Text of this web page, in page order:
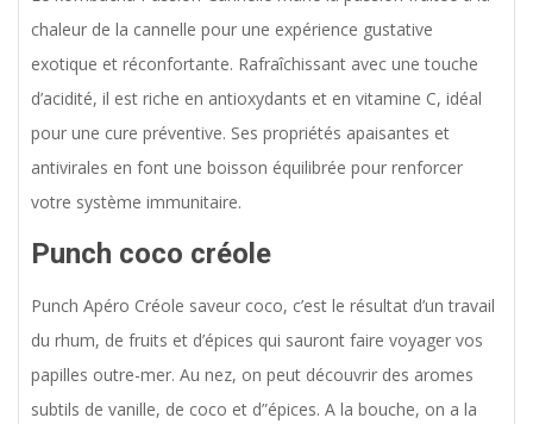
chaleur de la cannelle pour une expérience gustative
exotique et réconfortante. Rafraîchissant avec une touche
d’acidité, il est riche en antioxydants et en vitamine C, idéal
pour une cure préventive. Ses propriétés apaisantes et
antivirales en font une boisson équilibrée pour renforcer
votre système immunitaire.
Punch coco créole
Punch Apéro Créole saveur coco, c’est le résultat d’un travail
du rhum, de fruits et d’épices qui sauront faire voyager vos
papilles outre-mer. Au nez, on peut découvrir des aromes
subtils de vanille, de coco et d”épices. A la bouche, on a la